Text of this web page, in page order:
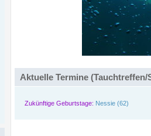
Aktuelle Termine
Zukünftige Geburtstage: Nessie (62)